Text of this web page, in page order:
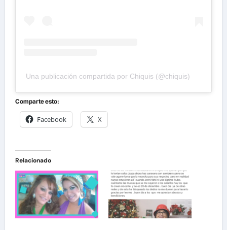
Una publicación compartida por Chiquis (@chiquis)
Comparte esto:
Facebook X
Relacionado